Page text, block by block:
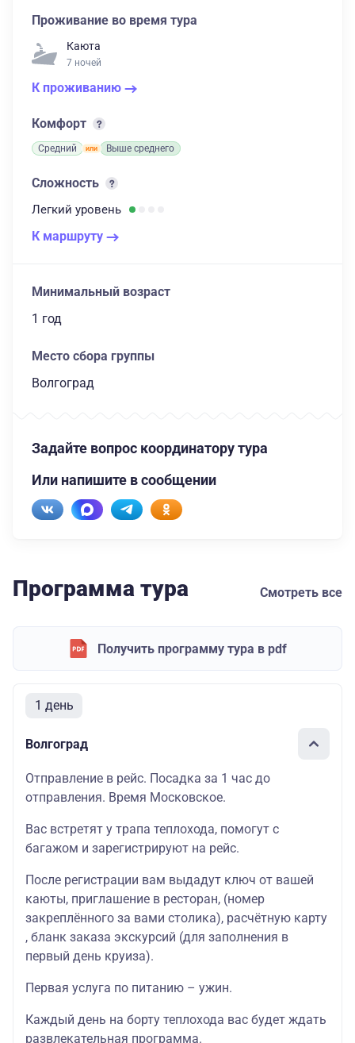
Проживание во время тура
Каюта
7 ночей
К проживанию
Комфорт
Средний Выше среднего
Сложность
Легкий уровень
К маршруту
Минимальный возраст
1 год
Место сбора группы
Волгоград
Задайте вопрос координатору тура
Или напишите в сообщении
Программа тура Смотреть все
Получить программу тура в pdf
1 день
Волгоград
Отправление в рейс. Посадка за 1 час до
отправления. Время Московское.
Вас встретят у трапа теплохода, помогут с
багажом и зарегистрируют на рейс.
После регистрации вам выдадут ключ от вашей
каюты, приглашение в ресторан, (номер
закреплённого за вами столика), расчётную карту
, бланк заказа экскурсий (для заполнения в
первый день круиза).
Первая услуга по питанию – ужин.
Каждый день на борту теплохода вас будет ждать
развлекательная программа.